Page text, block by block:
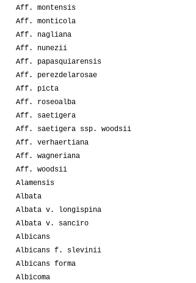
Aff. montensis
Aff. monticola
Aff. nagliana
Aff. nunezii
Aff. papasquiarensis
Aff. perezdelarosae
Aff. picta
Aff. roseoalba
Aff. saetigera
Aff. saetigera ssp. woodsii
Aff. verhaertiana
Aff. wagneriana
Aff. woodsii
Alamensis
Albata
Albata v. longispina
Albata v. sanciro
Albicans
Albicans f. slevinii
Albicans forma
Albicoma